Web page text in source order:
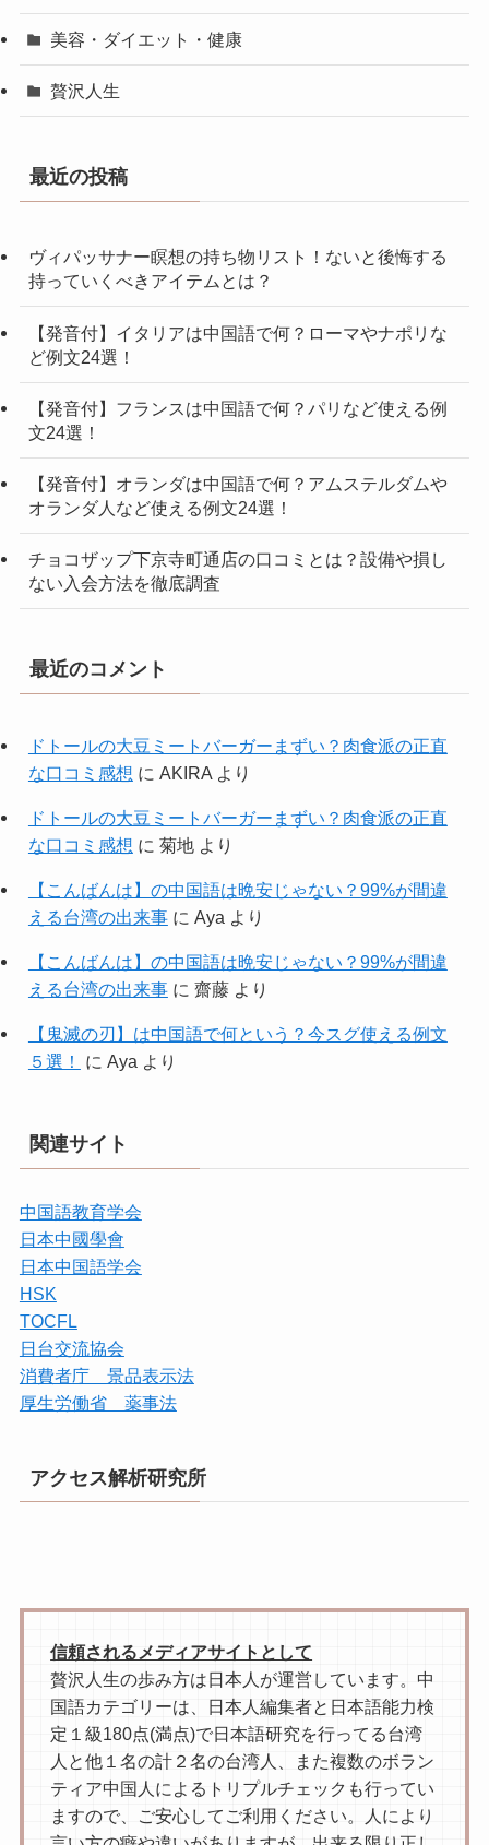
美容・ダイエット・健康
贅沢人生
最近の投稿
ヴィパッサナー瞑想の持ち物リスト！ないと後悔する
持っていくべきアイテムとは？
【発音付】イタリアは中国語で何？ローマやナポリな
ど例文24選！
【発音付】フランスは中国語で何？パリなど使える例
文24選！
【発音付】オランダは中国語で何？アムステルダムや
オランダ人など使える例文24選！
チョコザップ下京寺町通店の口コミとは？設備や損し
ない入会方法を徹底調査
最近のコメント
ドトールの大豆ミートバーガーまずい？肉食派の正直
な口コミ感想 に AKIRAより
ドトールの大豆ミートバーガーまずい？肉食派の正直
な口コミ感想 に 菊地より
【こんばんは】の中国語は晩安じゃない？99%が間違
える台湾の出来事に Aya より
【こんばんは】の中国語は晩安じゃない？99%が間違
える台湾の出来事に 齋藤より
【鬼滅の刃】は中国語で何という？今スグ使える例文
５選！
に Aya より
関連サイト
中国語教育学会
日本中國學會
日本中国語学会
HSK
TOCFL
日台交流協会
消費者庁 景品表示法
厚生労働省 薬事法
アクセス解析研究所
信頼されるメディアサイトとして
贅沢人生の歩み方は日本人が運営しています。中
国語カテゴリーは、日本人編集者と日本語能力検
定１級180点(満点)で日本語研究を行ってる台湾
人と他１名の計２名の台湾人、また複数のボラン
ティア中国人によるトリプルチェックも行ってい
ますので、ご安心してご利用ください。人により